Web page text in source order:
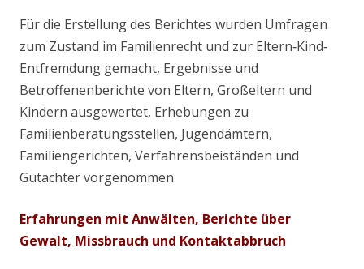
Für die Erstellung des Berichtes wurden Umfragen
zum Zustand im Familienrecht und zur Eltern‐Kind‐
Entfremdung gemacht, Ergebnisse und
Betroffenenberichte von Eltern, Großeltern und
Kindern ausgewertet, Erhebungen zu
Familienberatungsstellen, Jugendämtern,
Familiengerichten, Verfahrensbeiständen und
Gutachter vorgenommen.
Erfahrungen mit Anwälten, Berichte über
Gewalt, Missbrauch und Kontaktabbruch